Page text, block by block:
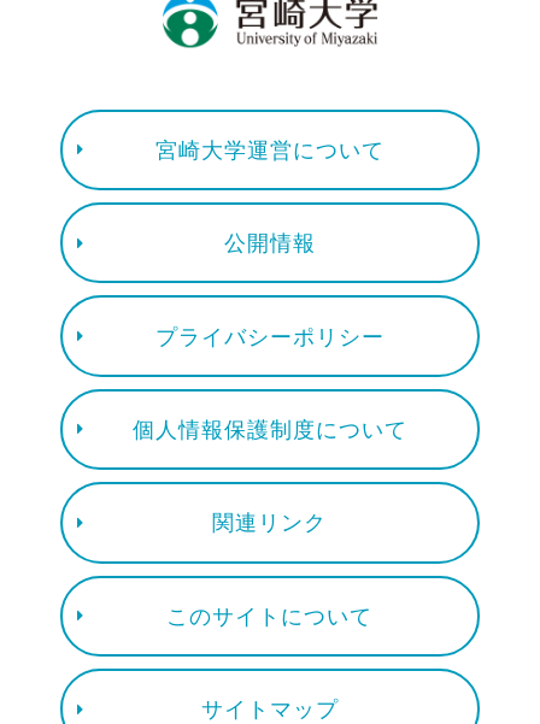
宮崎大学運営について
公開情報
プライバシーポリシー
個人情報保護制度について
関連リンク
このサイトについて
サイトマップ